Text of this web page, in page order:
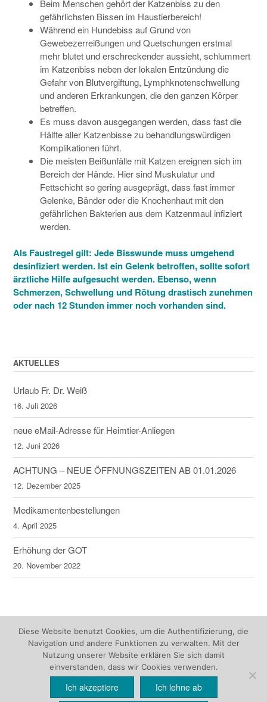
Beim Menschen gehört der Katzenbiss zu den
gefährlichsten Bissen im Haustierbereich!
Während ein Hundebiss auf Grund von
Gewebezerreißungen und Quetschungen erstmal
mehr blutet und er­schre­ck­ender aussieht, schlummert
im Katzenbiss neben der lokalen Entzündung die
Gefahr von Blut­ver­giftung, Lymphknotenschwellung
und anderen Erkrankungen, die den ganzen Körper
betreffen.
Es muss davon ausgegangen werden, dass fast die
Hälfte aller Katzenbisse zu behandlungswürdigen
Kom­pli­kationen führt.
Die meisten Beißunfälle mit Katzen ereignen sich im
Bereich der Hände. Hier sind Muskulatur und
Fettschicht so gering ausgeprägt, dass fast immer
Gelenke, Bänder oder die Knochenhaut mit den
gefährlichen Bakterien aus dem Katzenmaul infiziert
werden.
Als Faustregel gilt: Jede Bisswunde muss umgehend
desinfiziert werden. Ist ein Gelenk betroffen, sollte sofort
ärztliche Hilfe aufgesucht werden. Ebenso, wenn
Schmerzen, Schwellung und Rötung drastisch zunehmen
oder nach 12 Stun­den immer noch vorhanden sind.
AKTUELLES
Urlaub Fr. Dr. Weiß
16. Juli 2026
neue eMail-Adresse für Heimtier-Anliegen
12. Juni 2026
ACHTUNG – NEUE ÖFFNUNGSZEITEN AB 01.01.2026
12. Dezember 2025
Medikamentenbestellungen
4. April 2025
Erhöhung der GOT
20. November 2022
Theme by
Out the Box
Diese Website benutzt Cookies, um die Authentifizierung, die
Navigation und andere Funktionen zu verwalten. Mit der
Nutzung unserer Website erklären Sie sich damit
einverstanden, dass wir Cookies verwenden.
Ich akzeptiere Ich lehne ab